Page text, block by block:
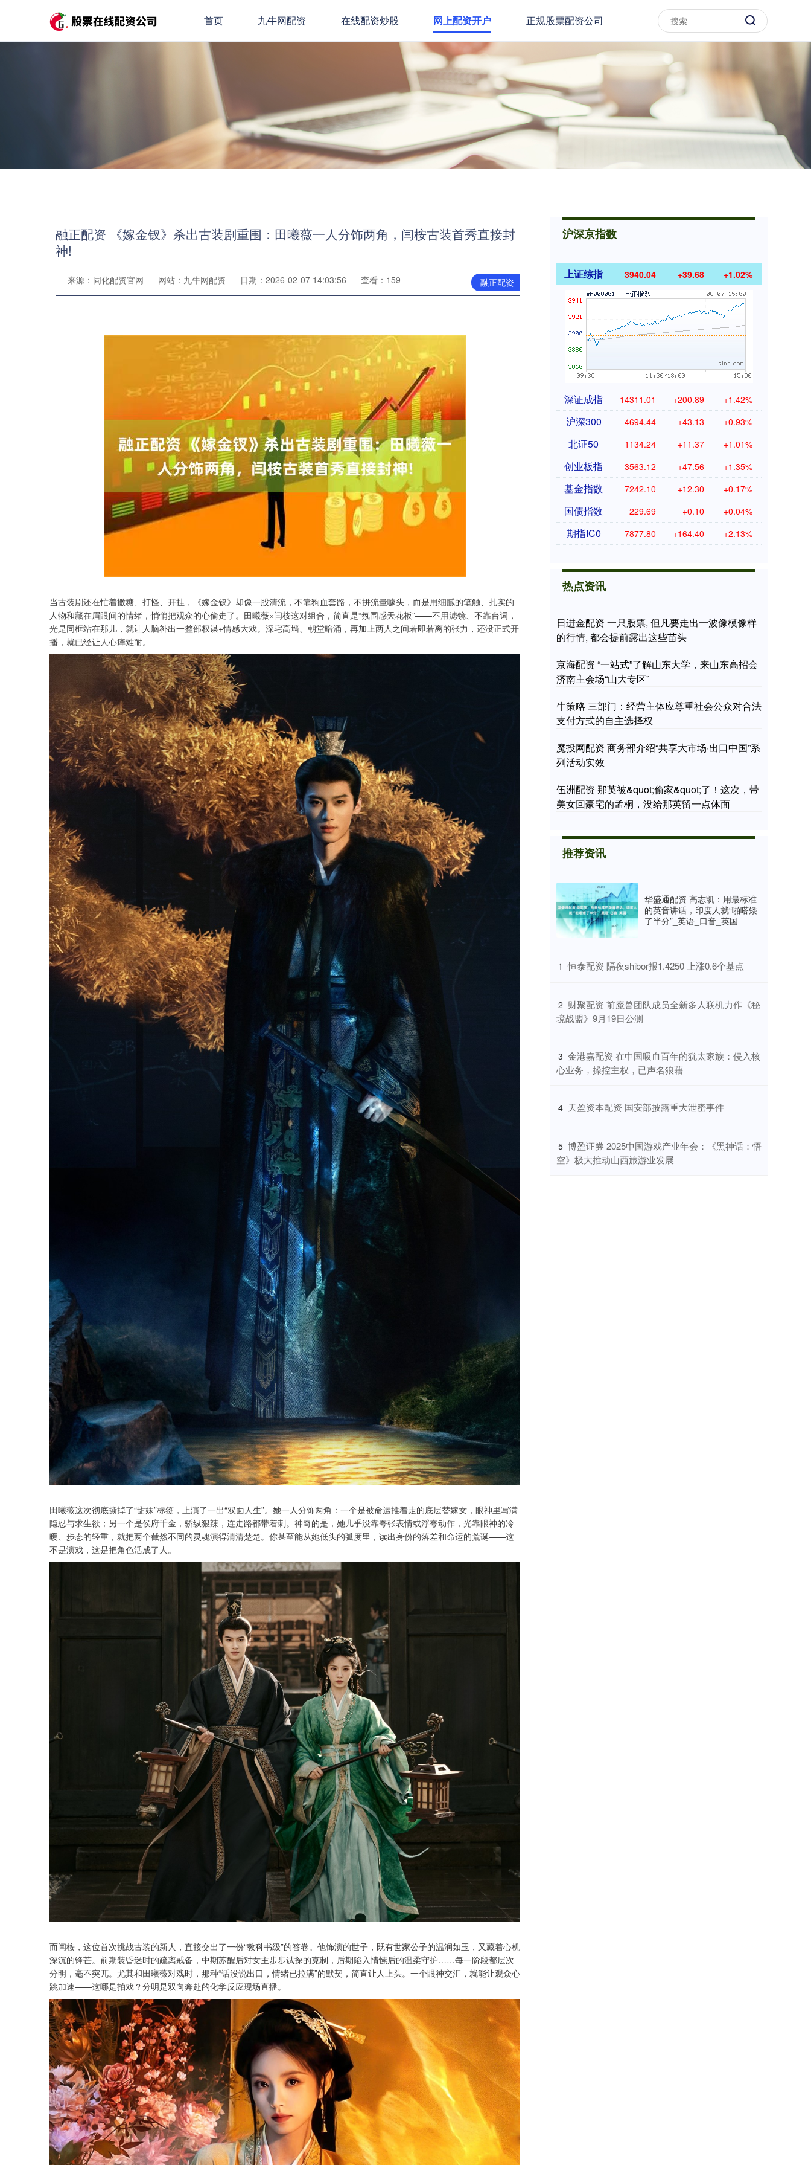
首页 九牛网配资 在线配资炒股 网上配资开户 正规股票配资公司
融正配资 《嫁金钗》杀出古装剧重围：田曦薇一人分饰两角，闫桉古装首秀直接封
神!
融正配资
来源：同化配资官网 网站：九牛网配资 日期：2026-02-07 14:03:56 查看：159
当古装剧还在忙着撒糖、打怪、开挂，《嫁金钗》却像一股清流，不靠狗血套路，不拼流量噱头，而是用细腻的笔触、扎实的
人物和藏在眉眼间的情绪，悄悄把观众的心偷走了。田曦薇×闫桉这对组合，简直是“氛围感天花板”——不用滤镜、不靠台词，
光是同框站在那儿，就让人脑补出一整部权谋+情感大戏。深宅高墙、朝堂暗涌，再加上两人之间若即若离的张力，还没正式开
播，就已经让人心痒难耐。
田曦薇这次彻底撕掉了“甜妹”标签，上演了一出“双面人生”。她一人分饰两角：一个是被命运推着走的底层替嫁女，眼神里写满
隐忍与求生欲；另一个是侯府千金，骄纵狠辣，连走路都带着刺。神奇的是，她几乎没靠夸张表情或浮夸动作，光靠眼神的冷
暖、步态的轻重，就把两个截然不同的灵魂演得清清楚楚。你甚至能从她低头的弧度里，读出身份的落差和命运的荒诞——这
不是演戏，这是把角色活成了人。
而闫桉，这位首次挑战古装的新人，直接交出了一份“教科书级”的答卷。他饰演的世子，既有世家公子的温润如玉，又藏着心机
深沉的锋芒。前期装昏迷时的疏离戒备，中期苏醒后对女主步步试探的克制，后期陷入情愫后的温柔守护……每一阶段都层次
分明，毫不突兀。尤其和田曦薇对戏时，那种“话没说出口，情绪已拉满”的默契，简直让人上头。一个眼神交汇，就能让观众心
跳加速——这哪是拍戏？分明是双向奔赴的化学反应现场直播。
沪深京指数
上证综指 3940.04 +39.68 +1.02%
深证成指 14311.01 +200.89 +1.42%
沪深300 4694.44 +43.13 +0.93%
北证50 1134.24 +11.37 +1.01%
创业板指 3563.12 +47.56 +1.35%
基金指数 7242.10 +12.30 +0.17%
国债指数 229.69 +0.10 +0.04%
期指IC0 7877.80 +164.40 +2.13%
热点资讯
日进金配资 一只股票, 但凡要走出一波像模像样
的行情, 都会提前露出这些苗头
京海配资 “一站式”了解山东大学，来山东高招会
济南主会场“山大专区”
牛策略 三部门：经营主体应尊重社会公众对合法
支付方式的自主选择权
魔投网配资 商务部介绍“共享大市场·出口中国”系
列活动实效
伍洲配资 那英被&quot;偷家&quot;了！这次，带
美女回豪宅的孟桐，没给那英留一点体面
推荐资讯
华盛通配资 高志凯：用最标准
的英音讲话，印度人就“啪嗒矮
了半分”_英语_口音_英国
1 ​恒泰配资 隔夜shibor报1.4250 上涨0.6个基点
2 ​财聚配资 前魔兽团队成员全新多人联机力作《秘
境战盟》9月19日公测
3 ​金港嘉配资 在中国吸血百年的犹太家族：侵入核
心业务，操控主权，已声名狼藉
4 ​天盈资本配资 国安部披露重大泄密事件
5 ​博盈证券 2025中国游戏产业年会：《黑神话：悟
空》极大推动山西旅游业发展